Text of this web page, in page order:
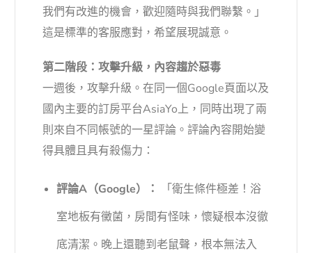
我們有改進的機會，歡迎隨時與我們聯繫。」
這是標準的客服應對，希望展現誠意。
第二階段：攻擊升級，內容趨於惡毒
一週後，攻擊升級。在同一個Google頁面以及
國內主要的訂房平台AsiaYo上，同時出現了兩
則來自不同帳號的一星評論。評論內容開始變
得具體且具有殺傷力：
評論A（Google）：
「衛生條件極差！浴
室地板有黴菌，房間有怪味，懷疑根本沒徹
底清潔。晚上還聽到老鼠聲，根本無法入